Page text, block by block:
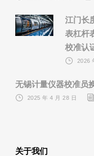
江门长
表杠杆
校准认
2026
无锡计量仪器校准员
2025 年 4 月 28 日
关于我们